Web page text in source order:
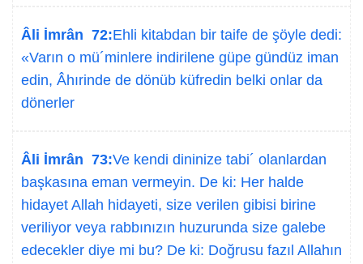
Âli İmrân 72:Ehli kitabdan bir taife de şöyle dedi:
«Varın o mü´minlere indirilene güpe gündüz iman
edin, Âhırinde de dönüb küfredin belki onlar da
dönerler
Âli İmrân 73:Ve kendi dininize tabi´ olanlardan
başkasına eman vermeyin. De ki: Her halde
hidayet Allah hidayeti, size verilen gibisi birine
veriliyor veya rabbınızın huzurunda size galebe
edecekler diye mi bu? De ki: Doğrusu fazıl Allahın